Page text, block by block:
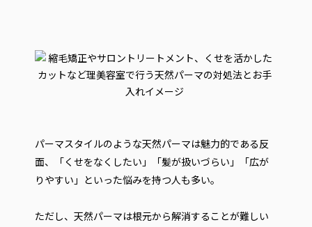
パーマスタイルのような天然パーマは魅力的である反
面、「くせをなくしたい」「髪が扱いづらい」「広が
りやすい」といった悩みを持つ人も多い。
ただし、天然パーマは根元から解消することが難しい